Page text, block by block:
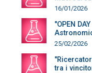
16/01/2026
"OPEN
25/02/2026
tra i